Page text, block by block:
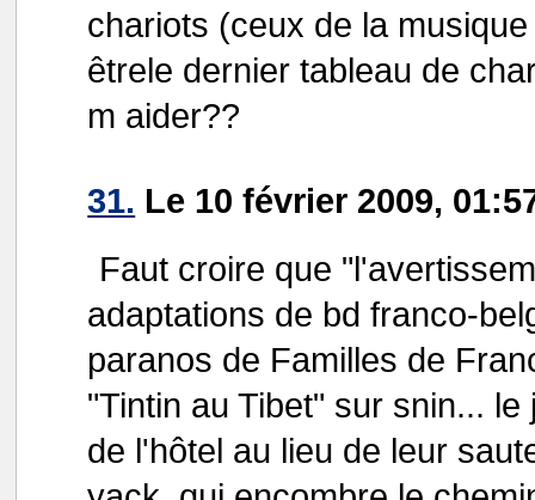
chariots (ceux de la
êtrele dernier tableau de
m aider??
31. Le 10 février 2009,
Faut croire que
adaptations de bd franco-
paranos de Familles de
"Tintin au Tibet" sur snin...
de l'hôtel au lieu de leur